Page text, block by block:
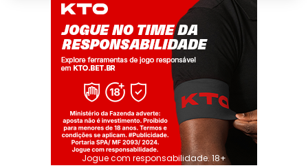
Jogue com responsabilidade. 18+